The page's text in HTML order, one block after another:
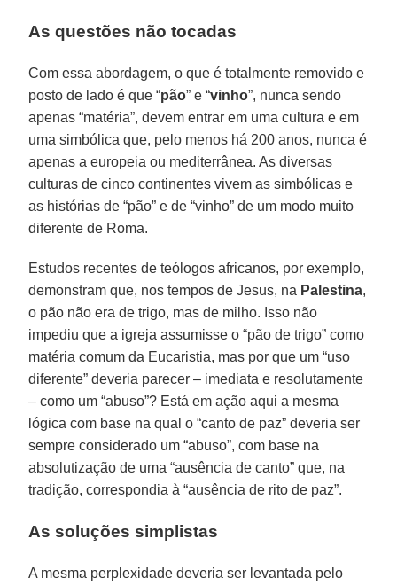
As questões não tocadas
Com essa abordagem, o que é totalmente removido e
posto de lado é que “pão” e “vinho”, nunca sendo
apenas “matéria”, devem entrar em uma cultura e em
uma simbólica que, pelo menos há 200 anos, nunca é
apenas a europeia ou mediterrânea. As diversas
culturas de cinco continentes vivem as simbólicas e
as histórias de “pão” e de “vinho” de um modo muito
diferente de Roma.
Estudos recentes de teólogos africanos, por exemplo,
demonstram que, nos tempos de Jesus, na Palestina,
o pão não era de trigo, mas de milho. Isso não
impediu que a igreja assumisse o “pão de trigo” como
matéria comum da Eucaristia, mas por que um “uso
diferente” deveria parecer – imediata e resolutamente
– como um “abuso”? Está em ação aqui a mesma
lógica com base na qual o “canto de paz” deveria ser
sempre considerado um “abuso”, com base na
absolutização de uma “ausência de canto” que, na
tradição, correspondia à “ausência de rito de paz”.
As soluções simplistas
A mesma perplexidade deveria ser levantada pelo